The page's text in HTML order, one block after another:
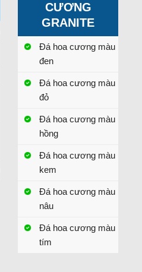
CƯƠNG
GRANITE
Đá hoa cương màu
đen
Đá hoa cương màu
đỏ
Đá hoa cương màu
hồng
Đá hoa cương màu
kem
Đá hoa cương màu
nâu
Đá hoa cương màu
tím